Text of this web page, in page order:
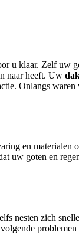
u klaar. Zelf uw
naar heeft. Uw
Onlangs
en materialen
uw goten en
nesten zich
problemen